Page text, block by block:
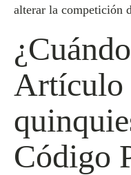
alterar la competición
Artículo
Código